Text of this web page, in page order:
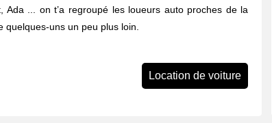
Ada ... on t’a regroupé les loueurs auto proches de la
quelques-uns un peu plus loin.
Location de voiture